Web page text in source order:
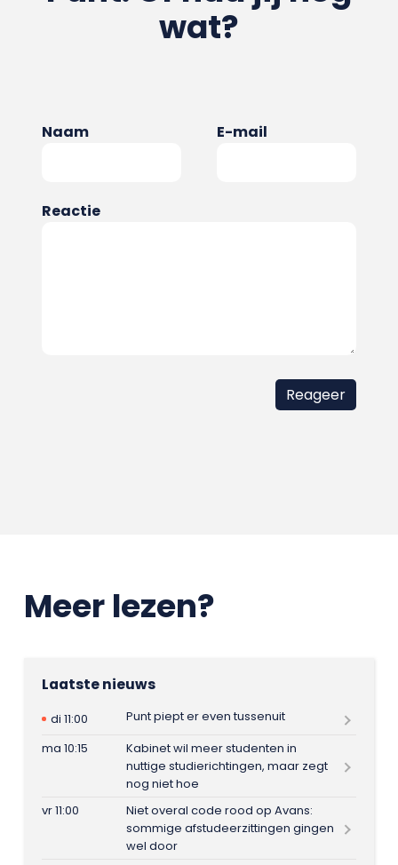
wat?
Naam E-mail
Reactie
Meer lezen?
Laatste nieuws
di 11:00
Punt piept er even tussenuit
ma 10:15
Kabinet wil meer studenten in
nuttige studierichtingen, maar zegt
nog niet hoe
vr 11:00
Niet overal code rood op Avans:
sommige afstudeerzittingen gingen
wel door